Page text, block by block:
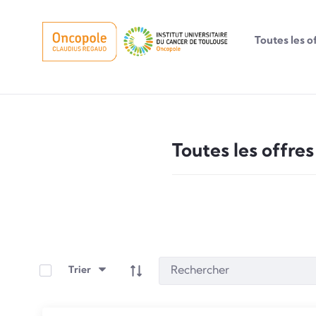
Toutes les
Toutes les offres
Sélectionner les éléments
Trier